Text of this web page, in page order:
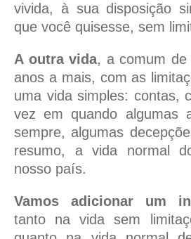
vivida, à sua disposição
que você quisesse, sem
A outra vida, a comum
anos a mais, com as
uma vida simples: contas,
vez em quando algumas
sempre, algumas
resumo, a vida normal
nosso país.
Vamos adicionar um
tanto na vida sem